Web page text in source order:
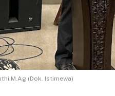
M.Ag (Dok. Istimewa)